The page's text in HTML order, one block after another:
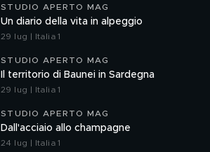
STUDIO APERTO MAG
Un diario della vita in alpeggio
29 lug | Italia 1
STUDIO APERTO MAG
Il territorio di Baunei in Sardegna
29 lug | Italia 1
STUDIO APERTO MAG
Dall'acciaio allo champagne
24 lug | Italia 1